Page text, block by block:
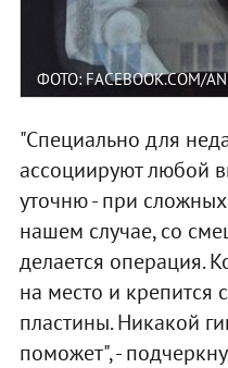
ФОТО: FACEBOOK.COM/
"Специально для
ассоциируют любой
уточню - при
нашем случае, со
делается операция.
на место и
пластины. Никакой
поможет", -